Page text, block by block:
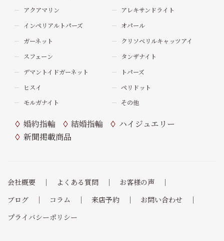
アクアマリン
アレキサンドライト
インペリアルトパーズ
オパール
ガーネット
クリソベリルキャッツアイ
スフェーン
タンザナイト
デマントイドガーネット
トパーズ
ヒスイ
ペリドット
モルガナイト
その他
婚約指輪 結婚指輪
ハイジュエリー
新聞掲載商品
会社概要 よくある質問
お客様の声
ブログ
コラム 来店予約
お問い合わせ
プライバシーポリシー